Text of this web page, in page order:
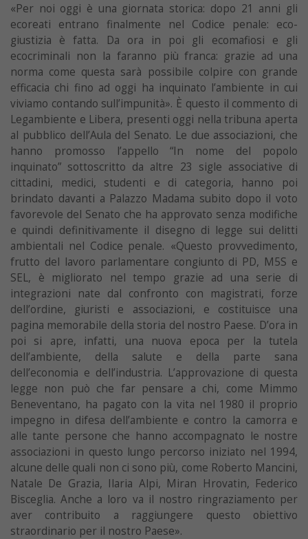
«Per noi oggi è una giornata storica: dopo 21 anni gli
ecoreati entrano finalmente nel Codice penale: eco-
giustizia è fatta. Da ora in poi gli ecomafiosi e gli
ecocriminali non la faranno più franca: grazie ad una
norma come questa sarà possibile colpire con grande
efficacia chi fino ad oggi ha inquinato l’ambiente in cui
viviamo contando sull’impunità». È questo il commento di
Legambiente e Libera, presenti oggi nella tribuna aperta
al pubblico dell’Aula del Senato. Le due associazioni, che
hanno promosso l’appello “In nome del popolo
inquinato” sottoscritto da altre 23 sigle associative di
cittadini, medici, studenti e di categoria, hanno poi
brindato davanti a Palazzo Madama subito dopo il voto
favorevole del Senato che ha approvato senza modifiche
e quindi definitivamente il disegno di legge sui delitti
ambientali nel Codice penale. «Questo provvedimento,
frutto del lavoro parlamentare congiunto di PD, M5S e
SEL, è migliorato nel tempo grazie ad una serie di
integrazioni nate dal confronto con magistrati, forze
dell’ordine, giuristi e associazioni, e costituisce una
pagina memorabile della storia del nostro Paese. D’ora in
poi si apre, infatti, una nuova epoca per la tutela
dell’ambiente, della salute e della parte sana
dell’economia e dell’industria. L’approvazione di questa
legge non può che far pensare a chi, come Mimmo
Beneventano, ha pagato con la vita nel 1980 il proprio
impegno in difesa dell’ambiente e contro la camorra e
alle tante persone che hanno accompagnato le nostre
associazioni in questo lungo percorso iniziato nel 1994,
alcune delle quali non ci sono più, come Roberto Mancini,
Natale De Grazia, Ilaria Alpi, Miran Hrovatin, Federico
Bisceglia. Anche a loro va il nostro ringraziamento per
aver contribuito a raggiungere questo obiettivo
straordinario per il nostro Paese».